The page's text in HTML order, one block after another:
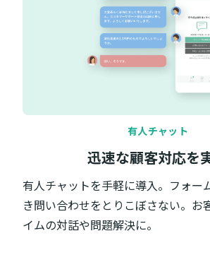
有人チャット
迅速な顧客対応を
有人チャットを手軽に導入。フォー
き問い合わせをとりこぼさない。お
イムの対話や問題解決に。